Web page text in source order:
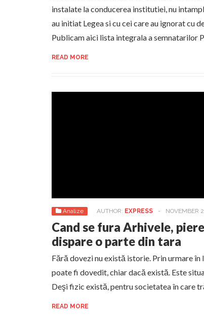
instalate la conducerea institutiei, nu
au initiat Legea si cu cei care au ignorat cu
Publicam aici lista integrala a semnatarilor
READ MORE
Analize AUTHOR: EXPRESS - NOVEMBER
Cand se fura Arhivele,
dispare o parte din tara
Fără dovezi nu există istorie. Prin urmare
poate fi dovedit, chiar dacă există. Este
Deşi fizic există, pentru societatea în care
READ MORE